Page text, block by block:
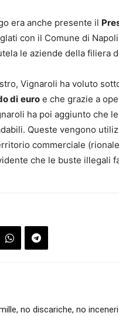
era anche presente il
con il Comune di
le aziende della filiera
Vignaroli ha voluto
di euro e che grazie a
ha poi aggiunto che
Queste vengono
commerciale
che le buste illegali
no discariche, no